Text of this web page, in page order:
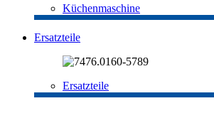
Küchenmaschine
Ersatzteile
Ersatzteile